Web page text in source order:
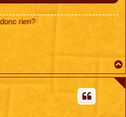
rien?